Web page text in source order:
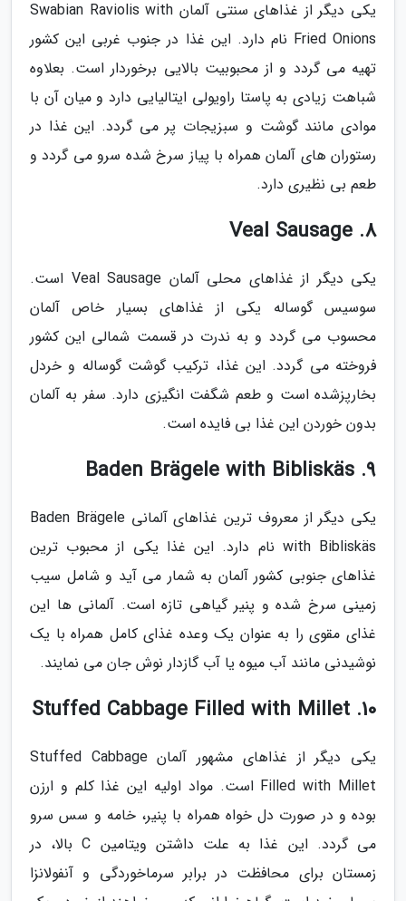
یکی دیگر از غذاهای سنتی آلمان Swabian Raviolis with
Fried Onions نام دارد. این غذا در جنوب غربی این کشور
تهیه می گردد و از محبوبیت بالایی برخوردار است. بعلاوه
شباهت زیادی به پاستا راویولی ایتالیایی دارد و میان آن با
موادی مانند گوشت و سبزیجات پر می گردد. این غذا در
رستوران های آلمان همراه با پیاز سرخ شده سرو می گردد و
طعم بی نظیری دارد.
8. Veal Sausage
یکی دیگر از غذاهای محلی آلمان Veal Sausage است.
سوسیس گوساله یکی از غذاهای بسیار خاص آلمان
محسوب می گردد و به ندرت در قسمت شمالی این کشور
فروخته می گردد. این غذا، ترکیب گوشت گوساله و خردل
بخارپزشده است و طعم شگفت انگیزی دارد. سفر به آلمان
بدون خوردن این غذا بی فایده است.
9. Baden Brägele with Bibliskäs
یکی دیگر از معروف ترین غذاهای آلمانی Baden Brägele
with Bibliskäs نام دارد. این غذا یکی از محبوب ترین
غذاهای جنوبی کشور آلمان به شمار می آید و شامل سیب
زمینی سرخ شده و پنیر گیاهی تازه است. آلمانی ها این
غذای مقوی را به عنوان یک وعده غذای کامل همراه با یک
نوشیدنی مانند آب میوه یا آب گازدار نوش جان می نمایند.
10. Stuffed Cabbage Filled with Millet
یکی دیگر از غذاهای مشهور آلمان Stuffed Cabbage
Filled with Millet است. مواد اولیه این غذا کلم و ارزن
بوده و در صورت دل خواه همراه با پنیر، خامه و سس سرو
می گردد. این غذا به علت داشتن ویتامین C بالا، در
زمستان برای محافظت در برابر سرماخوردگی و آنفولانزا